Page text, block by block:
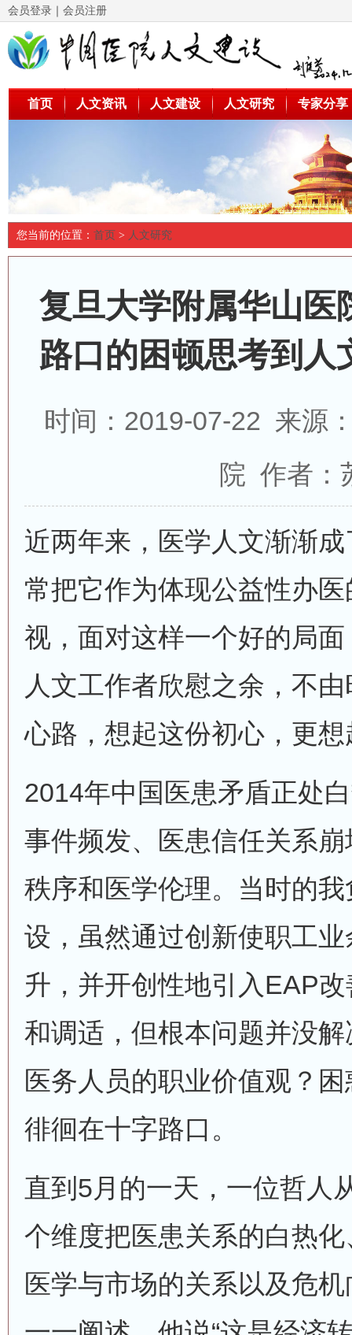
会员登录 ｜ 会员注册
首页 人文资讯 人文建设 人文研究 专家分享
您当前的位置： 首页 > 人文研究
复旦大学附属华山医
路口的困顿思考到人
时间：2019-07-22 来源
院 作者：
近两年来，医学人文渐渐
常把它作为体现公益性办
视，面对这样一个好的局
人文工作者欣慰之余，不
心路，想起这份初心，更
2014年中国医患矛盾正处
事件频发、医患信任关系
秩序和医学伦理。当时的
设，虽然通过创新使职工
升，并开创性地引入EAP
和调适，但根本问题并没
医务人员的职业价值观？
徘徊在十字路口。
直到5月的一天，一位哲人
个维度把医患关系的白热
医学与市场的关系以及危